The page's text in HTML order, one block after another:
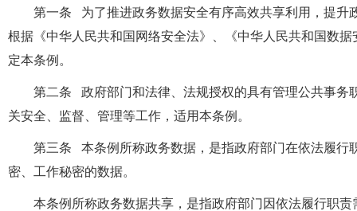
第一条 为了推进政务数据安全有序高效共享利用，提升
根据《中华人民共和国网络安全法》、《中华人民共和国数
定本条例。
第二条 政府部门和法律、法规授权的具有管理公共事务
关安全、监督、管理等工作，适用本条例。
第三条 本条例所称政务数据，是指政府部门在依法履行
密、工作秘密的数据。
本条例所称政务数据共享，是指政府部门因依法履行职